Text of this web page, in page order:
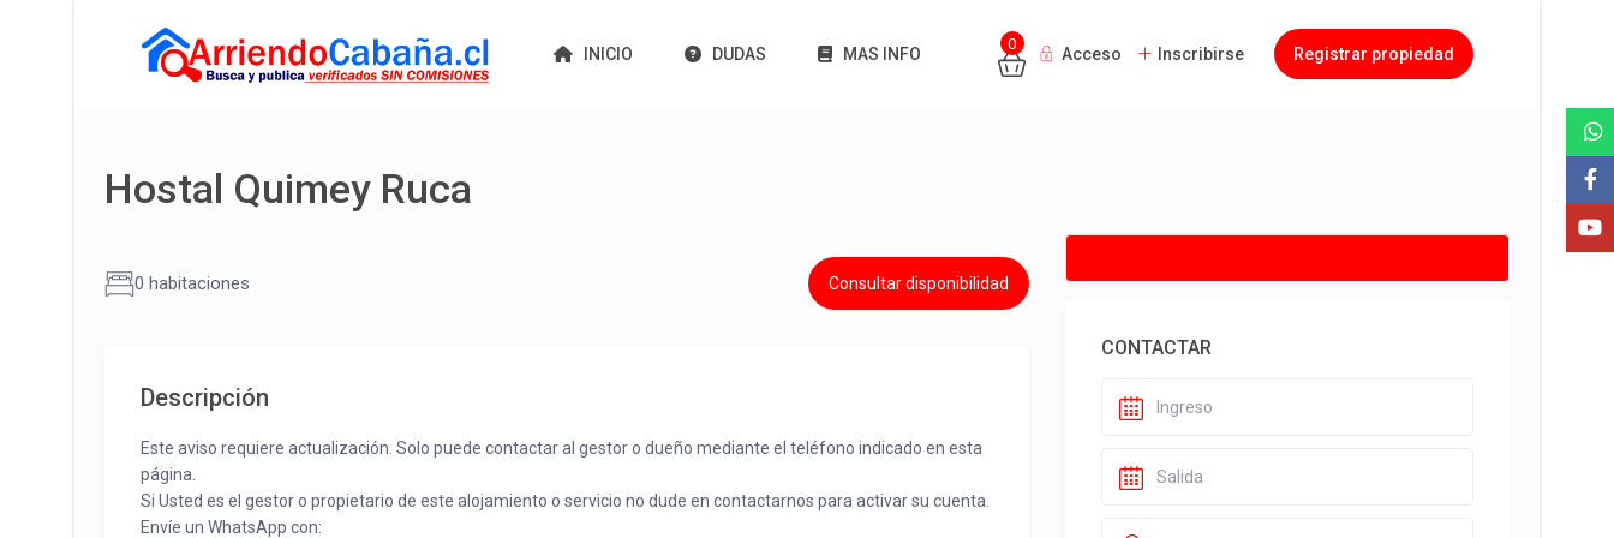
INICIO DUDAS MAS INFO
0
Acceso Inscribirse Registrar propiedad
Hostal Quimey Ruca
0 habitaciones Consultar disponibilidad
Descripción
Este aviso requiere actualización. Solo puede contactar al gestor o dueño mediante el teléfono indicado en esta
página.
Si Usted es el gestor o propietario de este alojamiento o servicio no dude en contactarnos para activar su cuenta.
Envíe un WhatsApp con:
CONTACTAR